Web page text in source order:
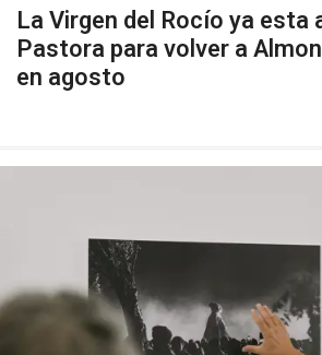
La Virgen del Rocío ya esta
Pastora para volver a
en agosto